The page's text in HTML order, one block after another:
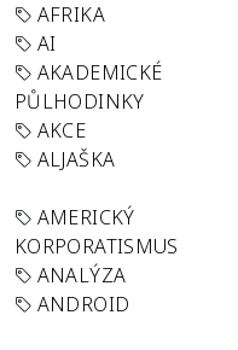
AFRIKA
AI
AKADEMICKÉ
PŮLHODINKY
AKCE
ALJAŠKA
AMERICKÝ
KORPORATISMUS
ANALÝZA
ANDROID